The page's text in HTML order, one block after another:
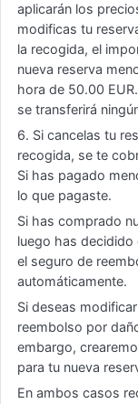
aplicarán los
modificas tu
la recogida, el
nueva reserva
hora de 50.00
se transferirá
6. Si cancelas tu
recogida, se te
Si has pagado
lo que pagaste.
Si has comprado
luego has decidido
el seguro de
automáticamente.
Si deseas
reembolso por
embargo,
para tu nueva
En ambos casos